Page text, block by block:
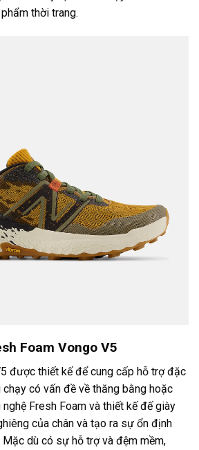
thời trang.
Foam Vongo V5
được thiết kế để cung cấp hỗ trợ đặc
có vấn đề về thăng bằng hoặc
Fresh Foam và thiết kế đế giày
của chân và tạo ra sự ổn định
dù có sự hỗ trợ và đệm mềm,